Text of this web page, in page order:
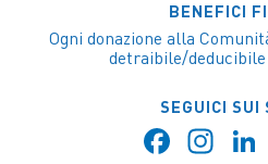
BENEFICI
Ogni donazione alla
detraibile/
SEGUICI SUI